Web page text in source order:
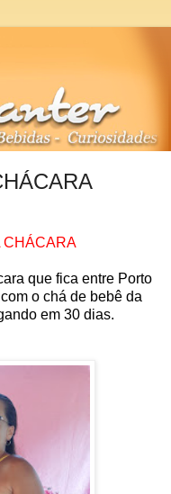
CHÁCARA
que fica entre Porto
o chá de bebê da
em 30 dias.